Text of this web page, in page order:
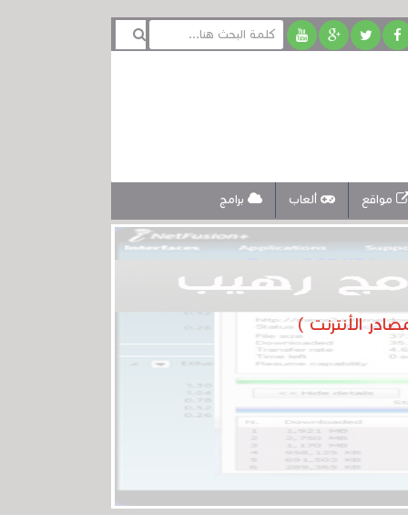
مواقع ألعاب برامج
الأنترنت )